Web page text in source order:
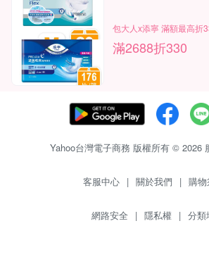
包大人x添寧 滿額最高折
滿2688折330
Yahoo台灣電子商務 版權所有 © 2026
客服中心 | 關於我們 | 購物
網路安全 | 隱私權 | 分類